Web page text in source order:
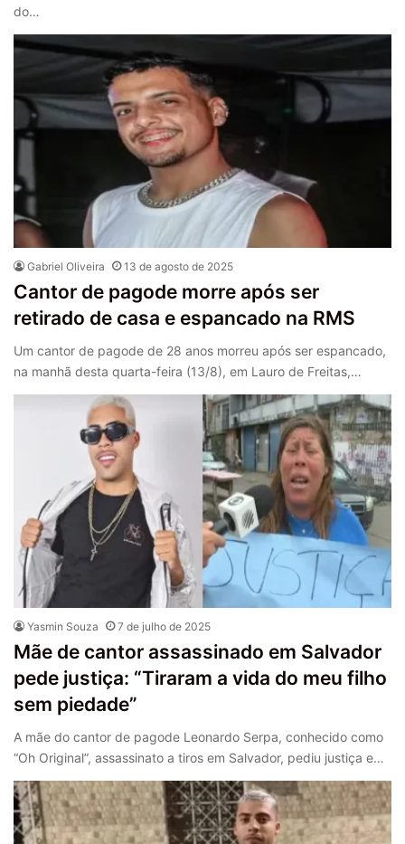
do…
Gabriel Oliveira 13 de agosto de 2025
Cantor de pagode morre após ser
retirado de casa e espancado na RMS
Um cantor de pagode de 28 anos morreu após ser espancado,
na manhã desta quarta-feira (13/8), em Lauro de Freitas,…
Yasmin Souza 7 de julho de 2025
Mãe de cantor assassinado em Salvador
pede justiça: “Tiraram a vida do meu filho
sem piedade”
A mãe do cantor de pagode Leonardo Serpa, conhecido como
“Oh Original”, assassinato a tiros em Salvador, pediu justiça e…